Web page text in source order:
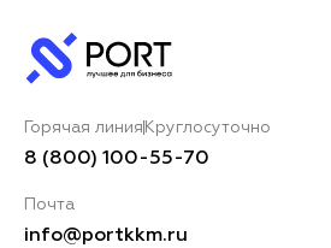
Горячая линия Круглосуточно
8 (800) 100-55-70
Почта
info@portkkm.ru